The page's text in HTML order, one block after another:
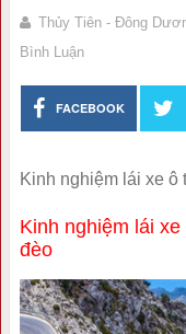
Thủy Tiên - Đông
Bình Luận
FACEBOOK
Kinh nghiệm lái xe ô
Kinh nghiệm lái xe
đèo